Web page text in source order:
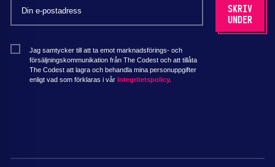
Jag samtycker till att ta emot marknadsförings- och
försäljningskommunikation från The Codest och att tillåta
The Codest att lagra och behandla mina personuppgifter
enligt vad som förklaras i vår Integritetspolicy.